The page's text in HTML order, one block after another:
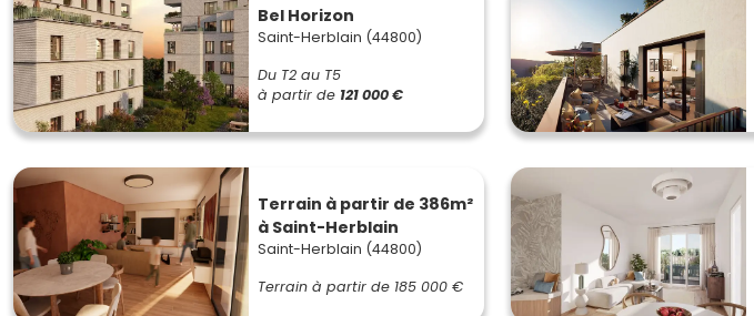
Bel Horizon
Saint-Herblain (44800)
Du T2 au T5
à partir de 121 000 €
Terrain à partir de 386m²
à Saint-Herblain
Saint-Herblain (44800)
Terrain à partir de 185 000 €